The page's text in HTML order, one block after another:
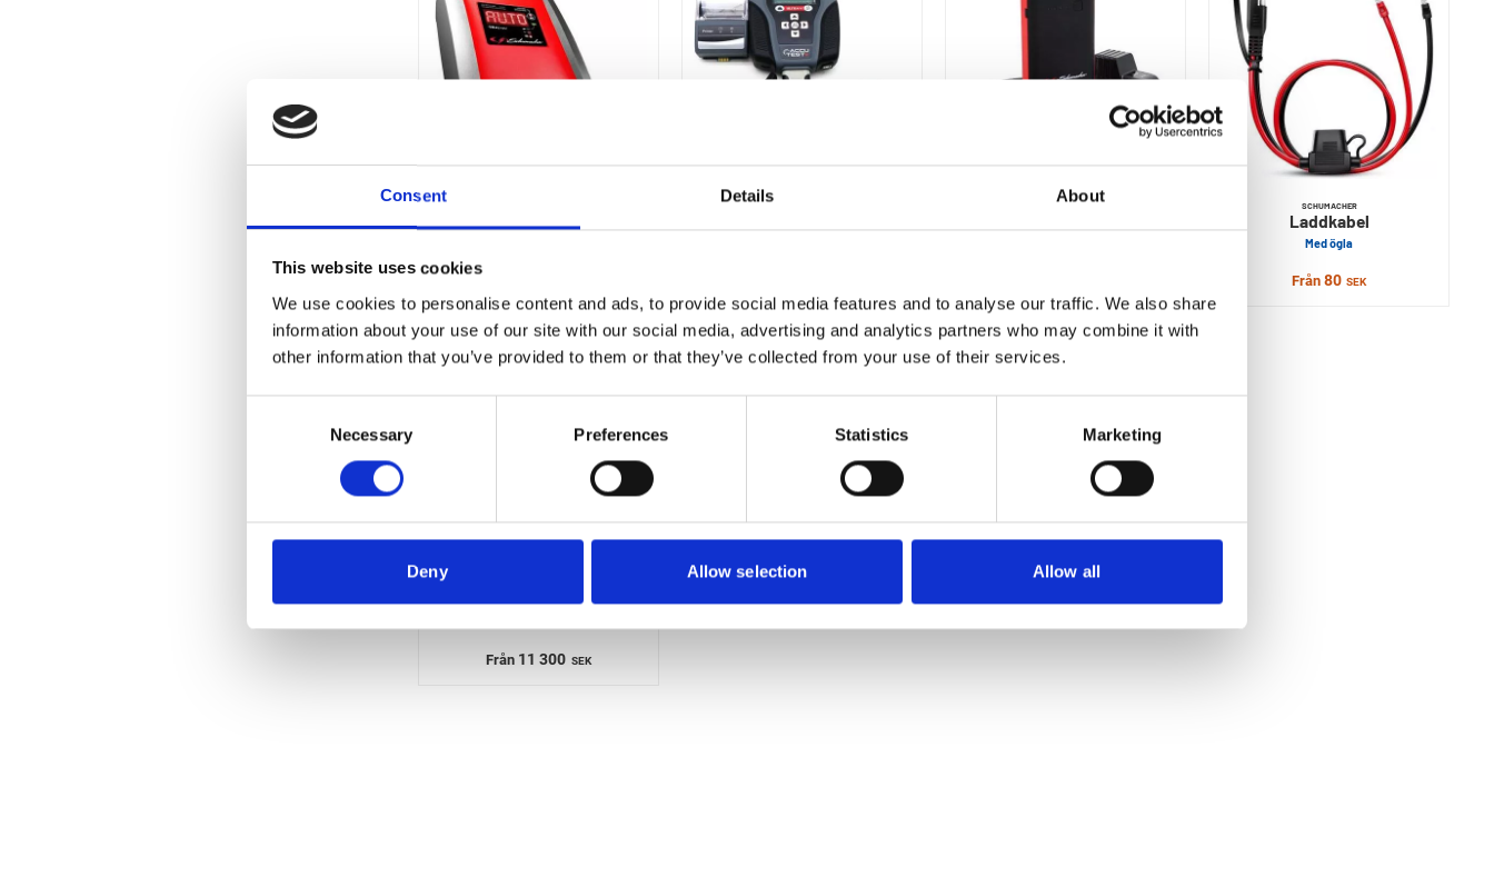
Consent Details About
This website uses cookies
We use cookies to personalise content and ads, to provide social media features and to analyse our traffic. We also share
information about your use of our site with our social media, advertising and analytics partners who may combine it with
other information that you’ve provided to them or that they’ve collected from your use of their services.
Necessary Preferences Statistics Marketing
Deny Allow selection Allow all
Batteriladdare
SCHUMACHER SCHUMACHER
Laddkabel
Med ögla
Från 80 SEK
Multifunktionsladdare
Från 11 300 SEK